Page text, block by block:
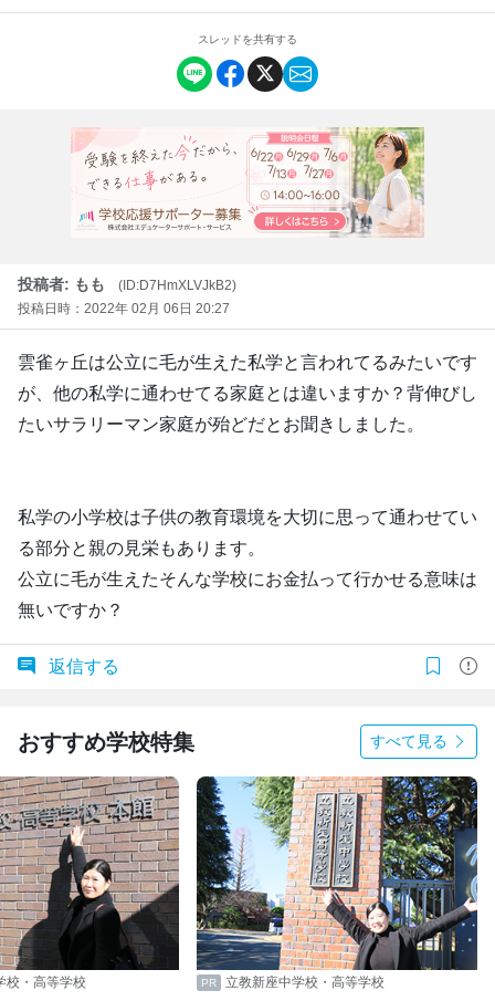
スレッドを共有する
投稿者: もも
(ID:D7HmXLVJkB2)
投稿日時：2022年 02月 06日 20:27
雲雀ヶ丘は公立に毛が生えた私学と言われてるみたいです
が、他の私学に通わせてる家庭とは違いますか？背伸びし
たいサラリーマン家庭が殆どだとお聞きしました。
私学の小学校は子供の教育環境を大切に思って通わせてい
る部分と親の見栄もあります。
公立に毛が生えたそんな学校にお金払って行かせる意味は
無いですか？
返信する
おすすめ学校特集 すべて見る
校・高等学校 立教新座中学校・高等学校